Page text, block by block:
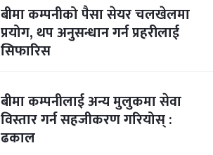
बीमा कम्पनीको पैसा सेयर चलखेलमा
प्रयोग, थप अनुसन्धान गर्न प्रहरीलाई
सिफारिस
बीमा कम्पनीलाई अन्य मुलुकमा सेवा
विस्तार गर्न सहजीकरण गरियोस् :
ढकाल